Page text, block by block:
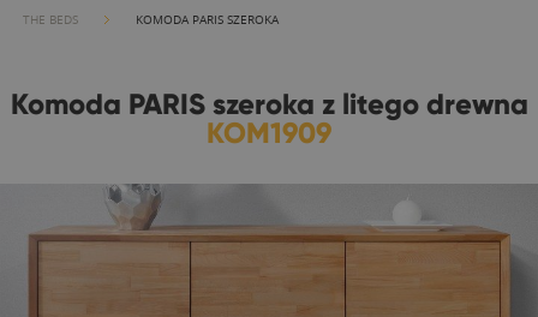
THE BEDS KOMODA PARIS SZEROKA
Komoda PARIS szeroka z litego drewna
KOM1909